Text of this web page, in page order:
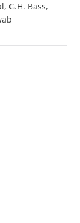
G.H. Bass,